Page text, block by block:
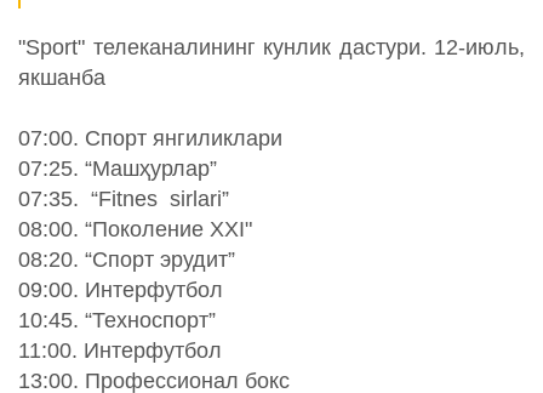
"Sport" телеканалининг кунлик дастури. 12-июль,
якшанба
07:00. Спорт янгиликлари
07:25. “Машҳурлар”
07:35. “Fitnes sirlari”
08:00. “Поколение XXI"
08:20. “Спорт эрудит”
09:00. Интерфутбол
10:45. “Техноспорт”
11:00. Интерфутбол
13:00. Профессионал бокс